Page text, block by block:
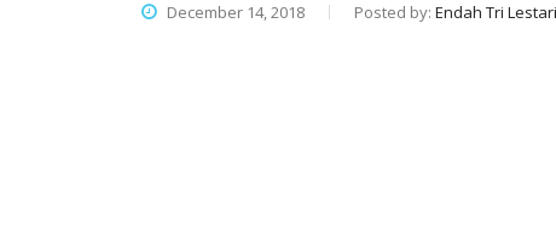
December 14, 2018 Posted by: Endah Tri Lestari